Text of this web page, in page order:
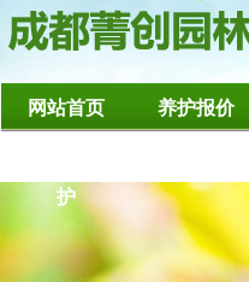
网站首页 养护报价
护